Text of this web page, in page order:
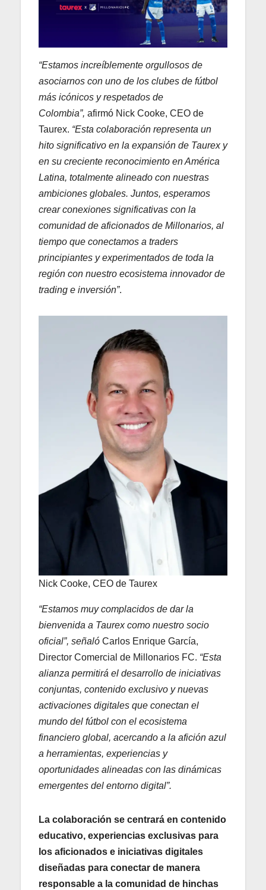
“Estamos increíblemente orgullosos de
asociarnos con uno de los clubes de fútbol
más icónicos y respetados de
Colombia”, afirmó Nick Cooke, CEO de
Taurex. “Esta colaboración representa un
hito significativo en la expansión de Taurex y
en su creciente reconocimiento en América
Latina, totalmente alineado con nuestras
ambiciones globales. Juntos, esperamos
crear conexiones significativas con la
comunidad de aficionados de Millonarios, al
tiempo que conectamos a traders
principiantes y experimentados de toda la
región con nuestro ecosistema innovador de
trading e inversión”.
Nick Cooke, CEO de Taurex
“Estamos muy complacidos de dar la
bienvenida a Taurex como nuestro socio
oficial”, señaló Carlos Enrique García,
Director Comercial de Millonarios FC. “Esta
alianza permitirá el desarrollo de iniciativas
conjuntas, contenido exclusivo y nuevas
activaciones digitales que conectan el
mundo del fútbol con el ecosistema
financiero global, acercando a la afición azul
a herramientas, experiencias y
oportunidades alineadas con las dinámicas
emergentes del entorno digital”.
La colaboración se centrará en contenido
educativo, experiencias exclusivas para
los aficionados e iniciativas digitales
diseñadas para conectar de manera
responsable a la comunidad de hinchas